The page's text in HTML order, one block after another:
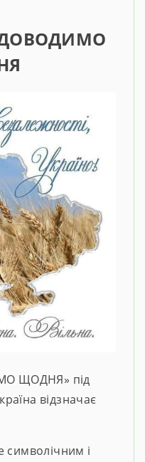
ДОВОДИМО
ЩОДНЯ» під
відзначає
символічним і